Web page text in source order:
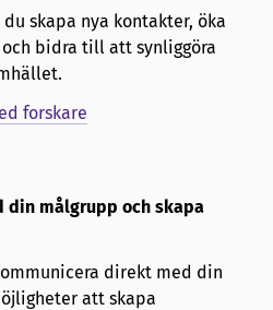
skapa nya kontakter, öka
bidra till att synliggöra
forskare
din målgrupp och skapa
direkt med din
att skapa